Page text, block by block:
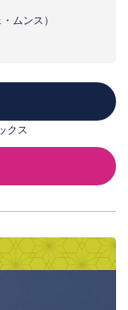
ムンス）
クス